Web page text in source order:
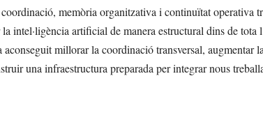
memòria organitzativa i continuïtat operativa
intel·ligència artificial de manera estructural dins de
aconseguit millorar la coordinació transversal, augmentar
una infraestructura preparada per integrar nous